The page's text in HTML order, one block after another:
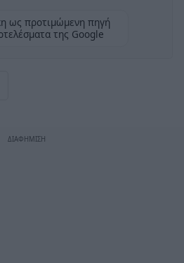
ως προτιμώμενη πηγή
της Google